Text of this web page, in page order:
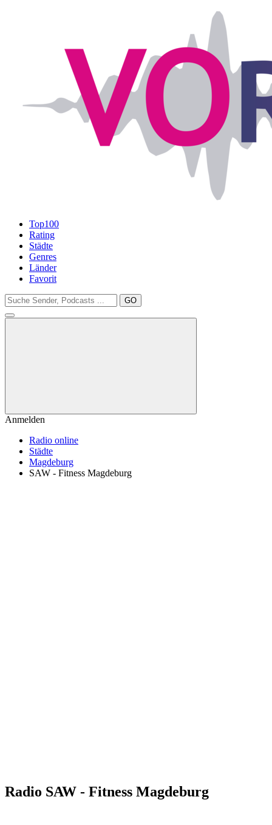
Top100
Rating
Städte
Genres
Länder
Favorit
GO
Anmelden
Radio online
Städte
Magdeburg
SAW - Fitness Magdeburg
Radio SAW - Fitness Magdeburg